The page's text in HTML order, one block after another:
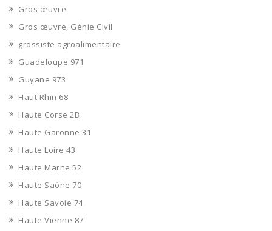
Gros œuvre
Gros œuvre, Génie Civil
grossiste agroalimentaire
Guadeloupe 971
Guyane 973
Haut Rhin 68
Haute Corse 2B
Haute Garonne 31
Haute Loire 43
Haute Marne 52
Haute Saône 70
Haute Savoie 74
Haute Vienne 87